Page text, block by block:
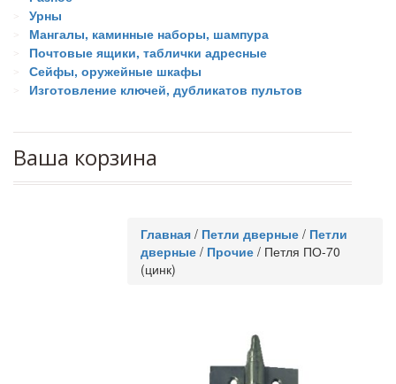
Урны
Мангалы, каминные наборы, шампура
Почтовые ящики, таблички адресные
Сейфы, оружейные шкафы
Изготовление ключей, дубликатов пультов
Ваша корзина
Главная / Петли дверные / Петли
дверные / Прочие / Петля ПО-70
(цинк)